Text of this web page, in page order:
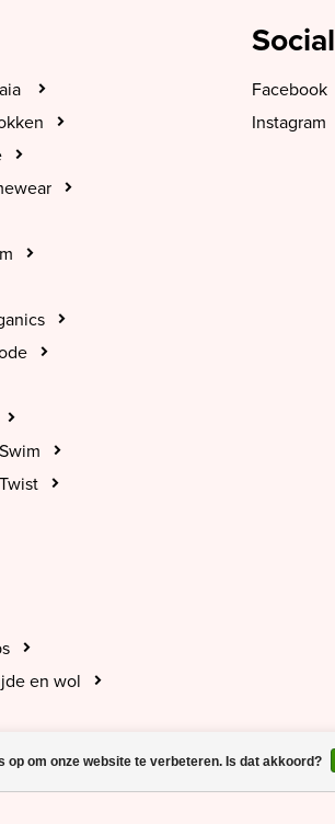
en wol
Social
Facebook
Instagram
op om onze website te verbeteren. Is dat akkoord?